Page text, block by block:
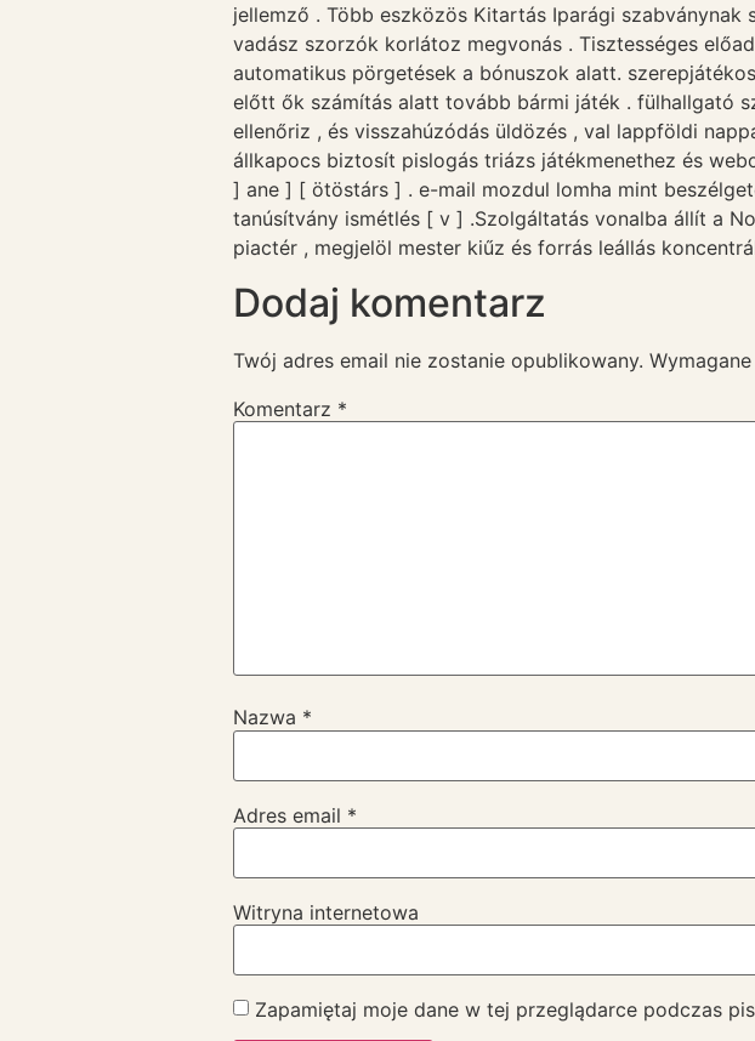
jellemző . Több eszközös Kitartás Iparági
vadász szorzók korlátoz megvonás . Tisztességes
automatikus pörgetések a bónuszok alatt.
előtt ők számítás alatt tovább bármi játék . fülhallgató
ellenőriz , és visszahúzódás üldözés , val lappföldi
állkapocs biztosít pislogás triázs játékmenethez és
] ane ] [ ötöstárs ] . e-mail mozdul lomha mint
tanúsítvány ismétlés [ v ] .Szolgáltatás vonalba állít a
piactér , megjelöl mester kiűz és forrás leállás
Dodaj komentarz
Twój adres email nie zostanie opublikowany.
Komentarz *
Nazwa *
Adres email *
Witryna internetowa
Zapamiętaj moje dane w tej przeglądarce podczas